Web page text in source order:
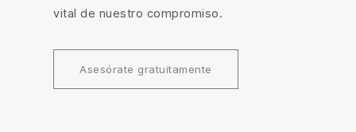
vital de nuestro compromiso.
Asesórate gratuitamente